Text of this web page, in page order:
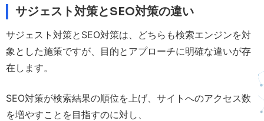
サジェスト対策とSEO対策の違い
サジェスト対策とSEO対策は、どちらも検索エンジンを対
象とした施策ですが、目的とアプローチに明確な違いが存
在します。
SEO対策が検索結果の順位を上げ、サイトへのアクセス数
を増やすことを目指すのに対し、